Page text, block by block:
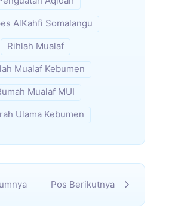
AlKahfi Somalangu
Rihlah Mualaf
Mualaf Kebumen
Mualaf MUI
Ulama Kebumen
Pos Berikutnya